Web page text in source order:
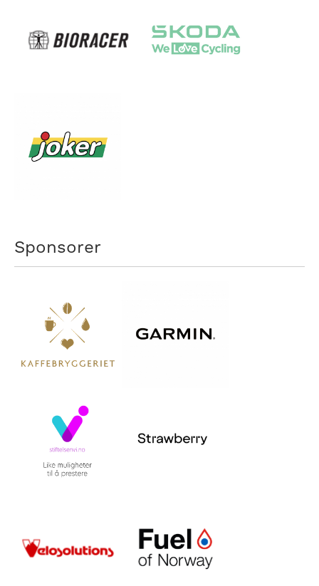
Sponsorer